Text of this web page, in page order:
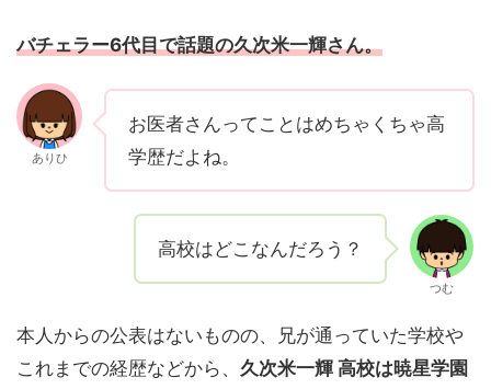
バチェラー6代目で話題の久次米一輝さん。
ありひ
お医者さんってことはめちゃくちゃ高
学歴だよね。
高校はどこなんだろう？
つむ
本人からの公表はないものの、兄が通っていた学校や
これまでの経歴などから、 久次米一輝 高校は暁星学園